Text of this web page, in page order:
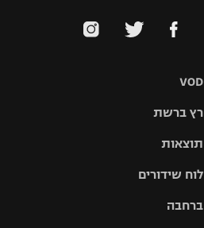
VOD
רץ ברשת
תוצאות
לוח שידורים
ברחבה